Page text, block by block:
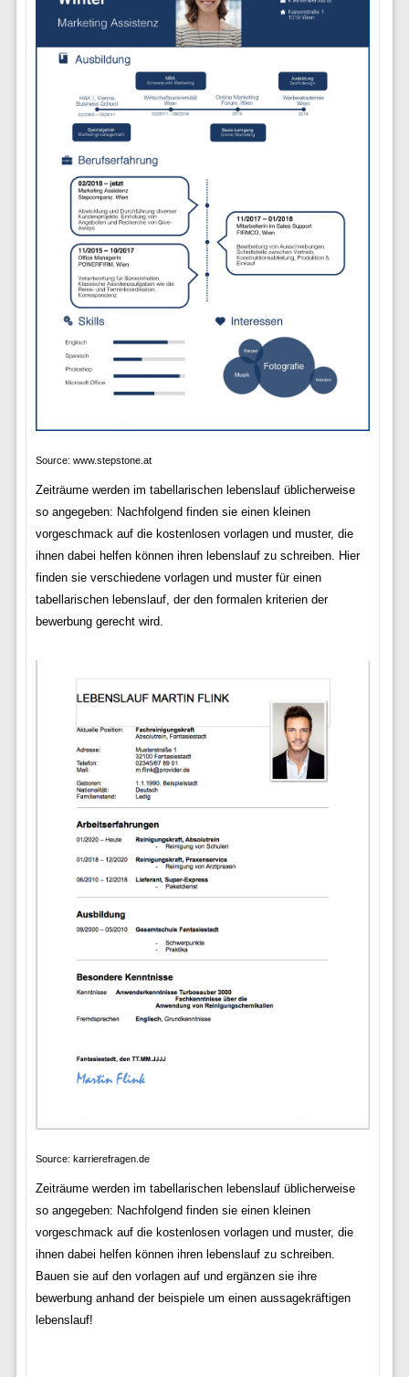
Source: www.stepstone.at
Zeiträume werden im tabellarischen lebenslauf üblicherweise
so angegeben: Nachfolgend finden sie einen kleinen
vorgeschmack auf die kostenlosen vorlagen und muster, die
ihnen dabei helfen können ihren lebenslauf zu schreiben. Hier
finden sie verschiedene vorlagen und muster für einen
tabellarischen lebenslauf, der den formalen kriterien der
bewerbung gerecht wird.
Source: karrierefragen.de
Zeiträume werden im tabellarischen lebenslauf üblicherweise
so angegeben: Nachfolgend finden sie einen kleinen
vorgeschmack auf die kostenlosen vorlagen und muster, die
ihnen dabei helfen können ihren lebenslauf zu schreiben.
Bauen sie auf den vorlagen auf und ergänzen sie ihre
bewerbung anhand der beispiele um einen aussagekräftigen
lebenslauf!